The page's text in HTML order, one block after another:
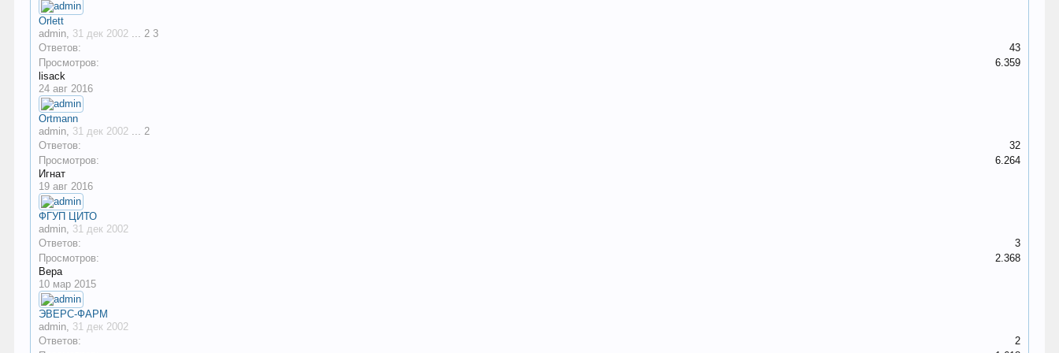
Orlett
admin, 31 дек 2002 ... 2 3
Ответов:
43
Просмотров:
6.359
lisack
24 авг 2016
Ortmann
admin, 31 дек 2002 ... 2
Ответов:
32
Просмотров:
6.264
Игнат
19 авг 2016
ФГУП ЦИТО
admin, 31 дек 2002
Ответов:
3
Просмотров:
2.368
Вера
10 мар 2015
ЭВЕРС-ФАРМ
admin, 31 дек 2002
Ответов:
2